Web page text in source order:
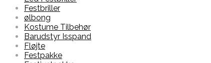
Festbriller
ølbong
Kostume Tilbehør
Barudstyr Isspand
Fløjte
Festpakke